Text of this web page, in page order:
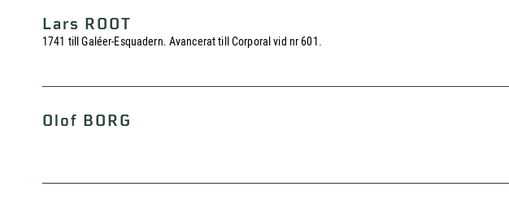
Lars ROOT
1741 till Galéer-Esquadern. Avancerat till Corporal vid nr 601.
Olof BORG